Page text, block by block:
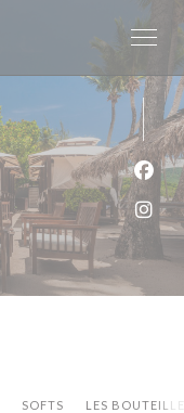
SOFTS LES